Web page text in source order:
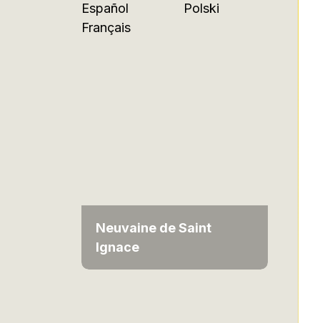
Español
Français
Polski
Neuvaine de Saint
Ignace